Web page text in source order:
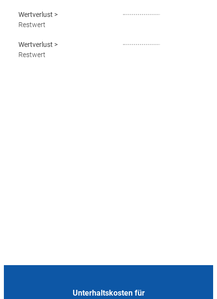
Wertverlust >
Restwert
Wertverlust >
Restwert
Unterhaltskosten für